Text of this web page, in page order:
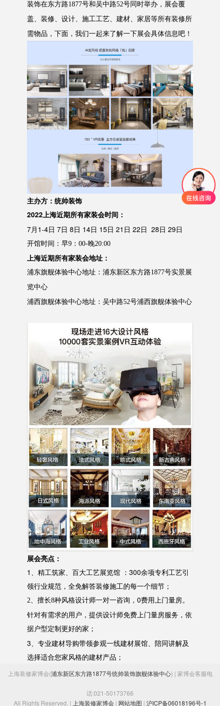
装饰在东方路1877号和吴中路52号同时举办，展会覆
盖、装修、设计、施工工艺、建材、家居等所有装修所
需物品，下面，我们一起来了解一下展会具体信息吧！
主办方：统帅装饰
2022上海近期所有家装会时间 ：
7月1-4日 7日 8日 14日 15日 21日 22日 28日 29日
开馆时间：早9：00-晚20:00
上海近期所有家装会地址：
浦东旗舰体验中心地址 ：浦东新区东方路1877号实景展
览中心
浦西旗舰体验中心地址：吴中路52号浦西旗舰体验中心
展会亮点：
1、精工筑家、百大工艺展览馆 ：300余项专利工艺引
领行业规范，全免解答装修施工的每一个细节；
2 擅长8种风格设计师一对一咨询， 0费用上门量房。
针对有需求的用户，提供设计师免费上门量房服务，依
据户型定制更好的家 ；
3、专业建材导购带领参观一线建材展馆、陪同讲解及
选择适合您家风格的建材产品；
上海装修家博会(浦东新区东方路1877号统帅装饰旗舰体验中心) | 家博会客服电
话:021-50173766
All Rights Reserved. | 上海装修家博会| 网站地图 | 沪ICP备06018196号-1